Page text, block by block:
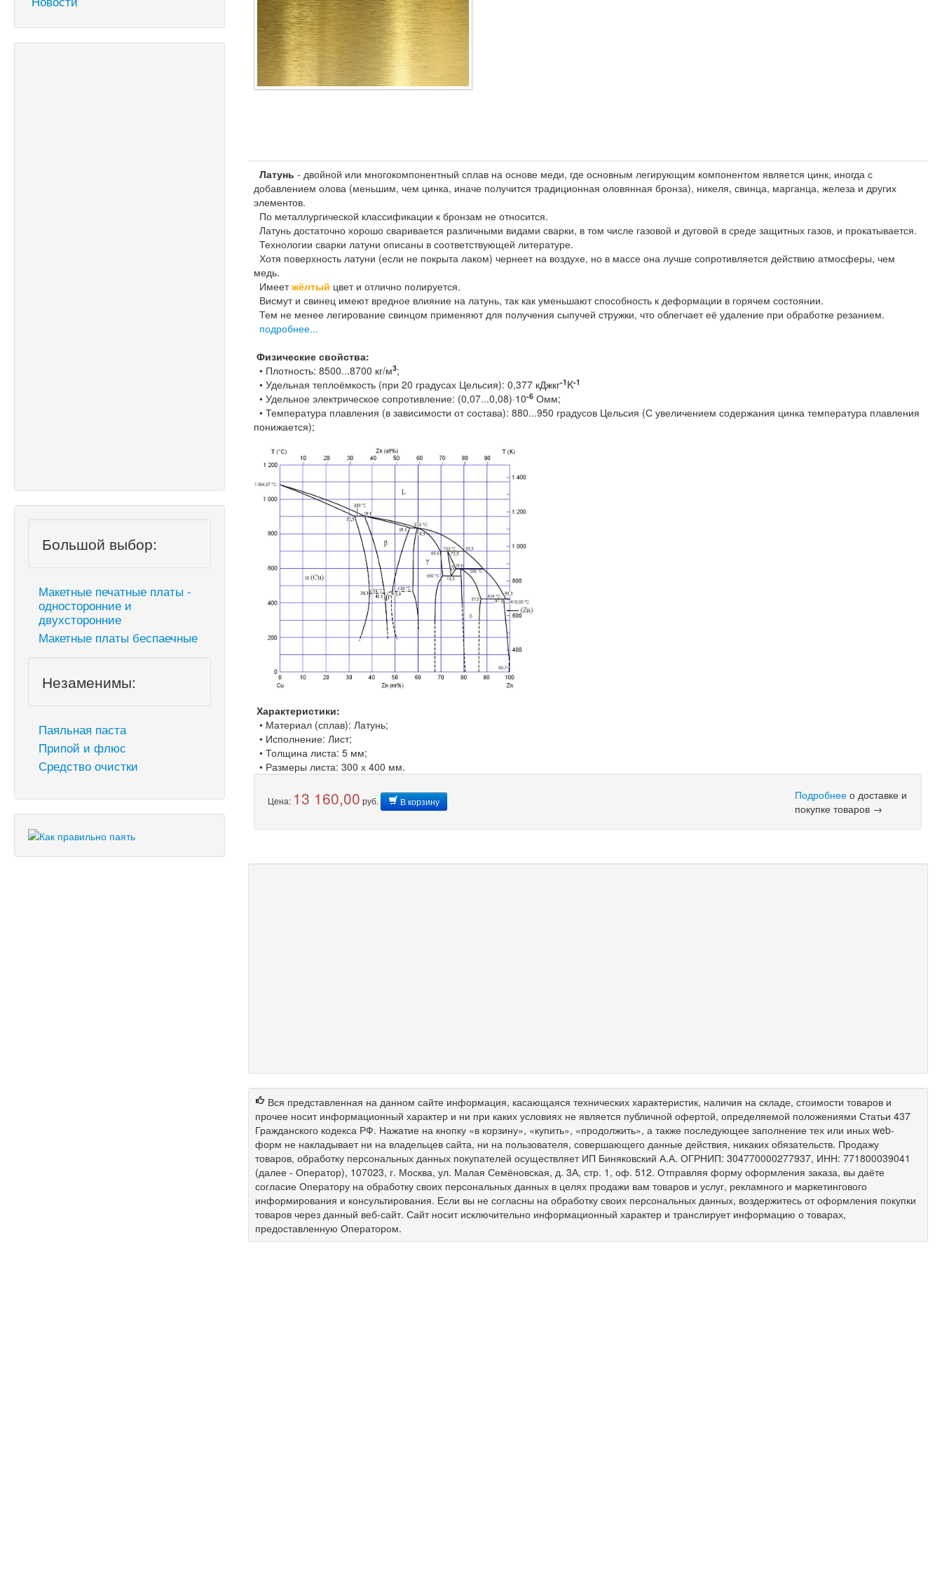
Большой выбор:
Макетные печатные платы -
односторонние и
двухсторонние
Макетные платы беспаечные
Незаменимы:
Паяльная паста
Припой и флюс
Средство очистки
Латунь - двойной или многокомпонентный сплав на основе меди, где основным легирующим компонентом является цинк, иногда с
добавлением олова (меньшим, чем цинка, иначе получится традиционная оловянная бронза), никеля, свинца, марганца, железа и других
элементов.
По металлургической классификации к бронзам не относится.
Латунь достаточно хорошо сваривается различными видами сварки, в том числе газовой и дуговой в среде защитных газов, и прокатывается.
Технологии сварки латуни описаны в соответствующей литературе.
Хотя поверхность латуни (если не покрыта лаком) чернеет на воздухе, но в массе она лучше сопротивляется действию атмосферы, чем
медь.
Имеетжёлтый цвет и отлично полируется.
Висмут и свинец имеют вредное влияние на латунь, так как уменьшают способность к деформации в горячем состоянии.
Тем не менее легирование свинцом применяют для получения сыпучей стружки, что облегчает её удаление при обработке резанием.
подробнее...
Физические свойства:
• Плотность: 8500...8700 кг/м3;
• Удельная теплоёмкость (при 20 градусах Цельсия): 0,377 кДжкг-1 K-1
• Удельное электрическое сопротивление: (0,07...0,08)·10-6 Омм;
• Температура плавления (в зависимости от состава): 880...950 градусов Цельсия (С увеличением содержания цинка температура плавления
понижается);
Характеристики:
• Материал (сплав): Латунь;
• Исполнение: Лист;
• Толщина листа: 5 мм;
• Размеры листа: 300 х 400 мм.
Цена: 13 160,00 руб. В корзину Подробнее о доставке и
покупке товаров →
Вся представленная на данном сайте информация, касающаяся технических характеристик, наличия на складе, стоимости товаров и
прочее носит информационный характер и ни при каких условиях не является публичной офертой, определяемой положениями Статьи 437
Гражданского кодекса РФ. Нажатие на кнопку «в корзину», «купить», «продолжить», а также последующее заполнение тех или иных web-
форм не накладывает ни на владельцев сайта, ни на пользователя, совершающего данные действия, никаких обязательств. Продажу
товаров, обработку персональных данных покупателей осуществляет ИП Биняковский А.А. ОГРНИП: 304770000277937, ИНН: 771800039041
(далее - Оператор), 107023, г. Москва, ул. Малая Семёновская, д. 3А, стр. 1, оф. 512. Отправляя форму оформления заказа, вы даёте
согласие Оператору на обработку своих персональных данных в целях продажи вам товаров и услуг, рекламного и маркетингового
информирования и консультирования. Если вы не согласны на обработку своих персональных данных, воздержитесь от оформления покупки
товаров через данный веб-сайт. Сайт носит исключительно информационный характер и транслирует информацию о товарах,
предоставленную Оператором.